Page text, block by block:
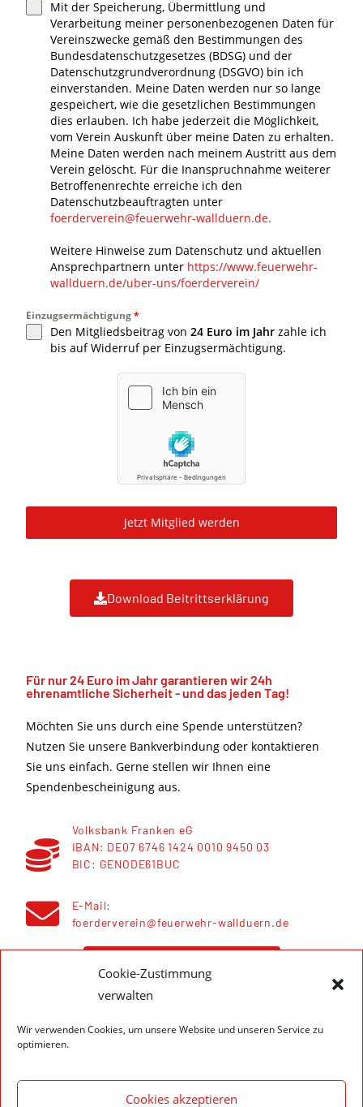
Cookie-Zustimmung
verwalten
Wir verwenden Cookies, um unsere Website und unseren Service zu
optimieren.
Cookies akzeptieren
Mit der Speicherung, Übermittlung und
Verarbeitung meiner personenbezogenen Daten für
Vereinszwecke gemäß den Bestimmungen des
Bundesdatenschutzgesetzes (BDSG) und der
Datenschutzgrundverordnung (DSGVO) bin ich
einverstanden. Meine Daten werden nur so lange
gespeichert, wie die gesetzlichen Bestimmungen
dies erlauben. Ich habe jederzeit die Möglichkeit,
vom Verein Auskunft über meine Daten zu erhalten.
Meine Daten werden nach meinem Austritt aus dem
Verein gelöscht. Für die Inanspruchnahme weiterer
Betroffenenrechte erreiche ich den
Datenschutzbeauftragten unter
foerderverein@feuerwehr-wallduern.de.
Weitere Hinweise zum Datenschutz und aktuellen
Ansprechpartnern unter https://www.feuerwehr-
wallduern.de/uber-uns/foerderverein/
Einzugsermächtigung*
Den Mitgliedsbeitrag von24 Euro im Jahr zahle ich
bis auf Widerruf per Einzugsermächtigung.
Jetzt Mitglied werden
Download Beitrittserklärung
Für nur 24 Euro im Jahr garantieren wir 24h
ehrenamtliche Sicherheit - und das jeden Tag!
Möchten Sie uns durch eine Spende unterstützen?
Nutzen Sie unsere Bankverbindung oder kontaktieren
Sie uns einfach. Gerne stellen wir Ihnen eine
Spendenbescheinigung aus.
Volksbank Franken eG
IBAN: DE07 6746 1424 0010 9450 03
BIC: GENODE61BUC
E-Mail:
foerderverein@feuerwehr-wallduern.de
Förderverein - Über uns